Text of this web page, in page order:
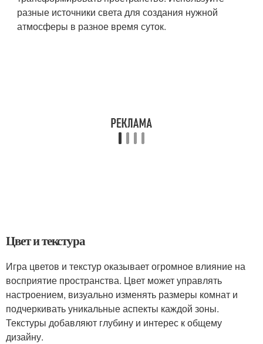
разные источники света для создания нужной
атмосферы в разное время суток.
Цвет и текстура
Игра цветов и текстур оказывает огромное влияние на
восприятие пространства. Цвет может управлять
настроением, визуально изменять размеры комнат и
подчеркивать уникальные аспекты каждой зоны.
Текстуры добавляют глубину и интерес к общему
дизайну.